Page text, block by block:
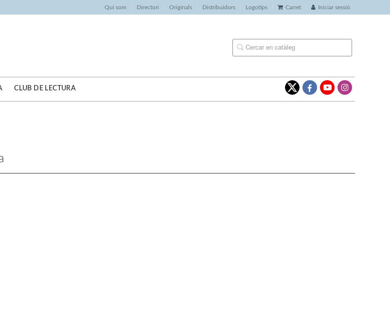
Qui som Directori Originals Distribuïdors Logotips Carret Iniciar sessió
CLUB DE LECTURA